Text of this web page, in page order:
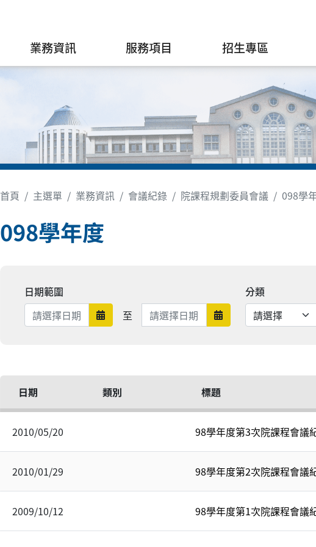
業務資訊 服務項目 招生專區
首頁 主選單 業務資訊 會議紀錄 院課程規劃委員會議 098學
098學年度
日期範圍
日期範圍開始
至 日期範圍結束 日期範圍結束
分類
日期 類別 標題
2010/05/20 98學年度第3次院課程會議
2010/01/29 98學年度第2次院課程會議
2009/10/12 98學年度第1次院課程會議